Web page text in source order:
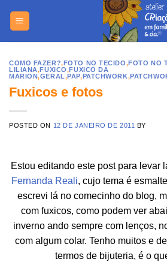
COMO FAZER?,FOTO NO TECIDO,FOTO NO
LILIANA,FUXICO,FUXICO DA
MARION,GERAL,PAP,PATCHWORK,
Fuxicos e fotos
POSTED ON 12 DE JANEIRO DE 2011 BY
Estou editando este post para levar
Fernanda Reali, cujo tema é
escrevi lá no comecinho do blog,
com fuxicos, como podem ver
inverno ando sempre com lenços,
com algum colar. Tenho muitos e
termos de bijuteria, é o